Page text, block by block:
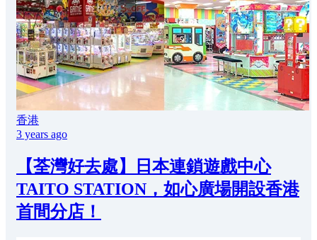
香港
3 years ago
【荃灣好去處】日本連鎖遊戲中心
TAITO STATION，如心廣場開設香港
首間分店！